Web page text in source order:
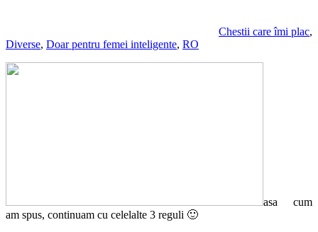
Chestii care îmi plac,
Diverse, Doar pentru femei inteligente, RO
asa cum
am spus, continuam cu celelalte 3 reguli 🙂